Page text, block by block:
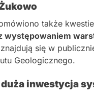
także
występowaniem
się w
Geologicznego.
duża inwestycja